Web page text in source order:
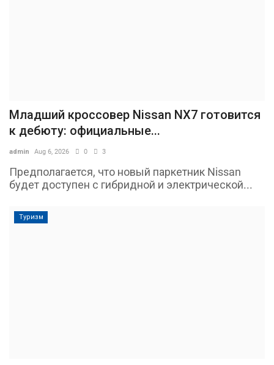
Младший кроссовер Nissan NX7 готовится
к дебюту: официальные...
admin Aug 6, 2026 0 3
Предполагается, что новый паркетник Nissan
будет доступен с гибридной и электрической...
Туризм